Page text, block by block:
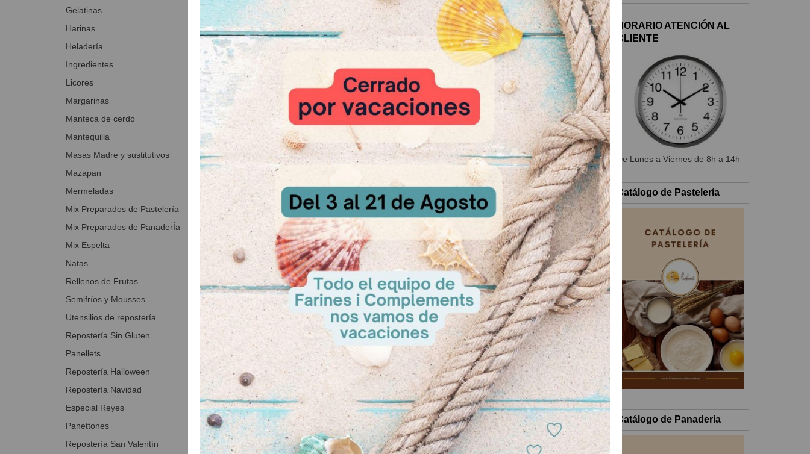
Gelatinas
Harinas
Heladería
Ingredientes
Licores
Margarinas
Manteca de cerdo
Mantequilla
Masas Madre y sustitutivos
Mazapan
Mermeladas
Mix Preparados de Pastelería
Mix Preparados de PanaderÍa
Mix Espelta
Natas
Rellenos de Frutas
Semifríos y Mousses
Utensilios de repostería
Repostería Sin Gluten
Panellets
Repostería Halloween
Repostería Navidad
Especial Reyes
Panettones
Repostería San Valentín
Risso Evolution
Salsa Risso Curry
hojitas de mezclun
brote de rabanito
tiras finas de pepino
Elaboración:
Masa de croissant:
Amasar todos los ingredientes excepto St. Allery Revolution, durante 10minutos.
Dar un pliegue doble y uno simple con St. Allery Revolution. Dejamos reposar el plastón entre 30 y
45 minutos en la nevera.
Estiramos hasta el nº 4 en la laminadora. Cortamos triángulos de unos 80 gramos.
Fermentar durante 1h30 min a 30ºCcon el 80% de humedad.Pintar con huevo. Cocer a 210ºC
durante 18-20 minutos. Dejar enfriar los croissants.
Relleno de los croissants:
Calentar un poco de Risso Evolutiony saltear los filetes de pechuga de pollo salpimentados.
Dejar enfriar.
Mezclar dentro un bol el pollo cocido con la salsa curry Risso.
Cortar los croissants en 2 para formar 2 cucuruchos y rellenar el interior con el pollo al curry.
Presentar de pie en un soporte metálico en forma de cesta.
Colocar dentro de cada croissant, unas hojitas de mezclun, unos brotes de rábano y unas tiras finas
de pepino y unos trocitos de pollo.
HORARIO ATENCIÓN AL
CLIENTE
De Lunes a Viernes de 8h a 14h
Catálogo de Pastelería
Catálogo de Panadería